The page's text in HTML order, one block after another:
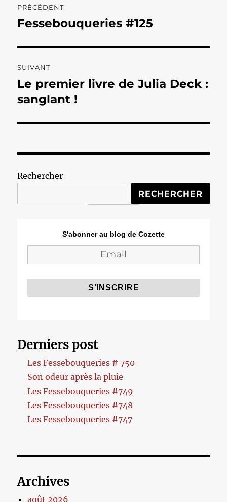
de
PRÉCÉDENT
Publication
Fessebouqueries #125
SUIVANT
Publication
suivante :
Le premier livre de Julia Deck :
sanglant !
Rechercher
RECHERCHER
S'abonner au blog de Cozette
Derniers post
Les Fessebouqueries # 750
Son odeur après la pluie
Les Fessebouqueries #749
Les Fessebouqueries #748
Les Fessebouqueries #747
Archives
août 2026